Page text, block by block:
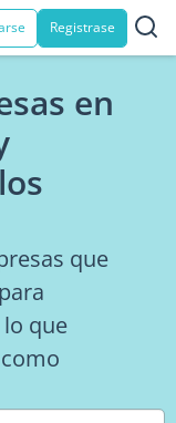
Registrase
en
que
que